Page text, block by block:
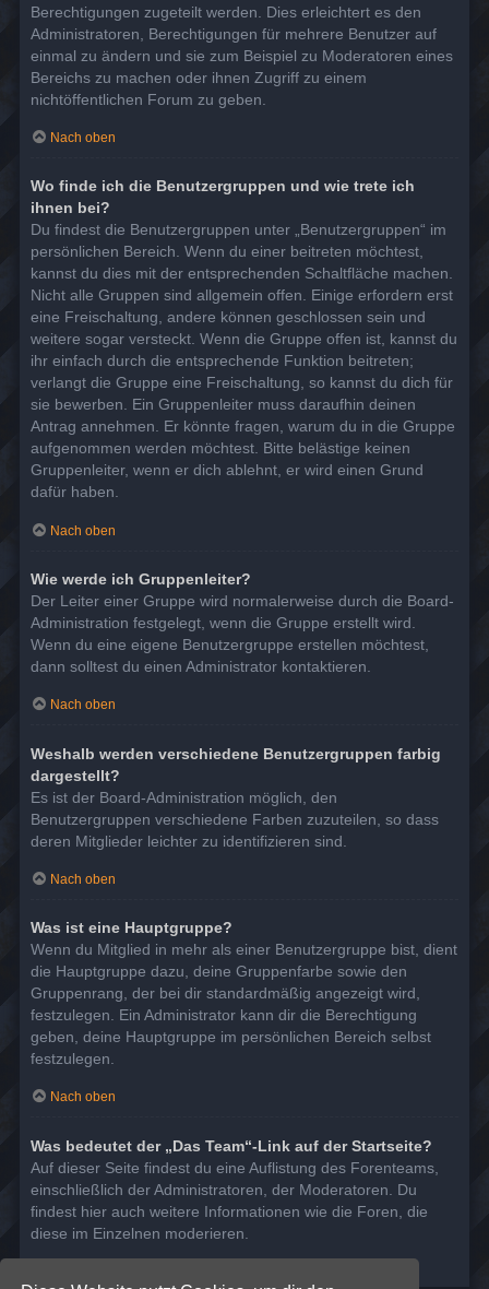
Berechtigungen zugeteilt werden. Dies erleichtert es den
Administratoren, Berechtigungen für mehrere Benutzer auf
einmal zu ändern und sie zum Beispiel zu Moderatoren eines
Bereichs zu machen oder ihnen Zugriff zu einem
nichtöffentlichen Forum zu geben.
Nach oben
Wo finde ich die Benutzergruppen und wie trete ich
ihnen bei?
Du findest die Benutzergruppen unter „Benutzergruppen“ im
persönlichen Bereich. Wenn du einer beitreten möchtest,
kannst du dies mit der entsprechenden Schaltfläche machen.
Nicht alle Gruppen sind allgemein offen. Einige erfordern erst
eine Freischaltung, andere können geschlossen sein und
weitere sogar versteckt. Wenn die Gruppe offen ist, kannst du
ihr einfach durch die entsprechende Funktion beitreten;
verlangt die Gruppe eine Freischaltung, so kannst du dich für
sie bewerben. Ein Gruppenleiter muss daraufhin deinen
Antrag annehmen. Er könnte fragen, warum du in die Gruppe
aufgenommen werden möchtest. Bitte belästige keinen
Gruppenleiter, wenn er dich ablehnt, er wird einen Grund
dafür haben.
Nach oben
Wie werde ich Gruppenleiter?
Der Leiter einer Gruppe wird normalerweise durch die Board-
Administration festgelegt, wenn die Gruppe erstellt wird.
Wenn du eine eigene Benutzergruppe erstellen möchtest,
dann solltest du einen Administrator kontaktieren.
Nach oben
Weshalb werden verschiedene Benutzergruppen farbig
dargestellt?
Es ist der Board-Administration möglich, den
Benutzergruppen verschiedene Farben zuzuteilen, so dass
deren Mitglieder leichter zu identifizieren sind.
Nach oben
Was ist eine Hauptgruppe?
Wenn du Mitglied in mehr als einer Benutzergruppe bist, dient
die Hauptgruppe dazu, deine Gruppenfarbe sowie den
Gruppenrang, der bei dir standardmäßig angezeigt wird,
festzulegen. Ein Administrator kann dir die Berechtigung
geben, deine Hauptgruppe im persönlichen Bereich selbst
festzulegen.
Nach oben
Was bedeutet der „Das Team“-Link auf der Startseite?
Auf dieser Seite findest du eine Auflistung des Forenteams,
einschließlich der Administratoren, der Moderatoren. Du
findest hier auch weitere Informationen wie die Foren, die
diese im Einzelnen moderieren.